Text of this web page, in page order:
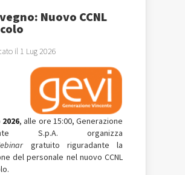
Nuovo CCNL
il 1 Lug 2026
, alle ore 15:00, Generazione
S.p.A. organizza
gratuito riguradante la
del personale nel nuovo CCNL